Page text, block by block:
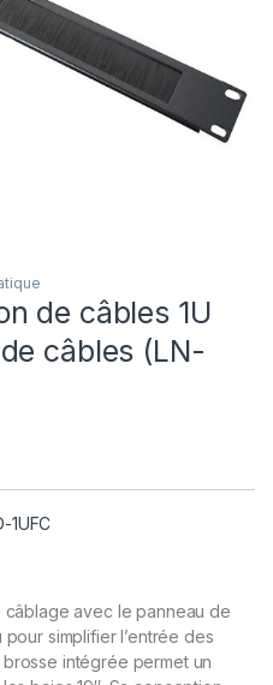
de câbles 1U
câbles (LN-
1UFC
avec le panneau de
pour simplifier l’entrée des
intégrée permet un